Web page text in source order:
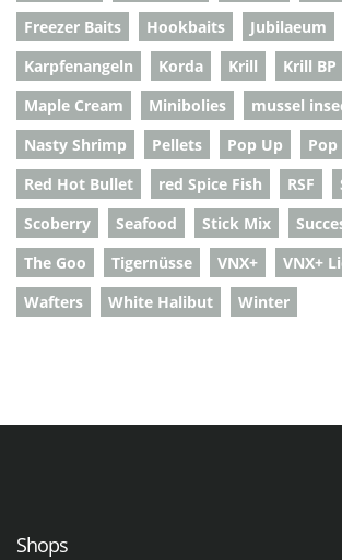
Freezer Baits
Hookbaits Jubilaeum
Karpfenangeln
Korda Krill Krill BP
Maple Cream
Minibolies mussel
Nasty Shrimp
Pellets Pop Up
Red Hot Bullet
red Spice Fish RSF
Scoberry
Seafood Stick Mix
The Goo
Tigernüsse VNX+ VNX+
Wafters
White Halibut Winter
Shops